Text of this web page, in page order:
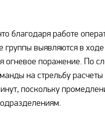
благодаря работе
группы выявляются в
огневое поражение. По
на стрельбу
поскольку